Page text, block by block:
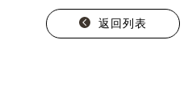
返回列表